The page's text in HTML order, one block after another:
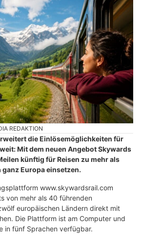
REDAKTION
die Einlösemöglichkeiten für
Mit dem neuen Angebot Skywards
künftig für Reisen zu mehr als
Europa einsetzen.
www.skywardsrail.com
von mehr als 40 führenden
europäischen Ländern direkt mit
Die Plattform ist am Computer und
in fünf Sprachen verfügbar.